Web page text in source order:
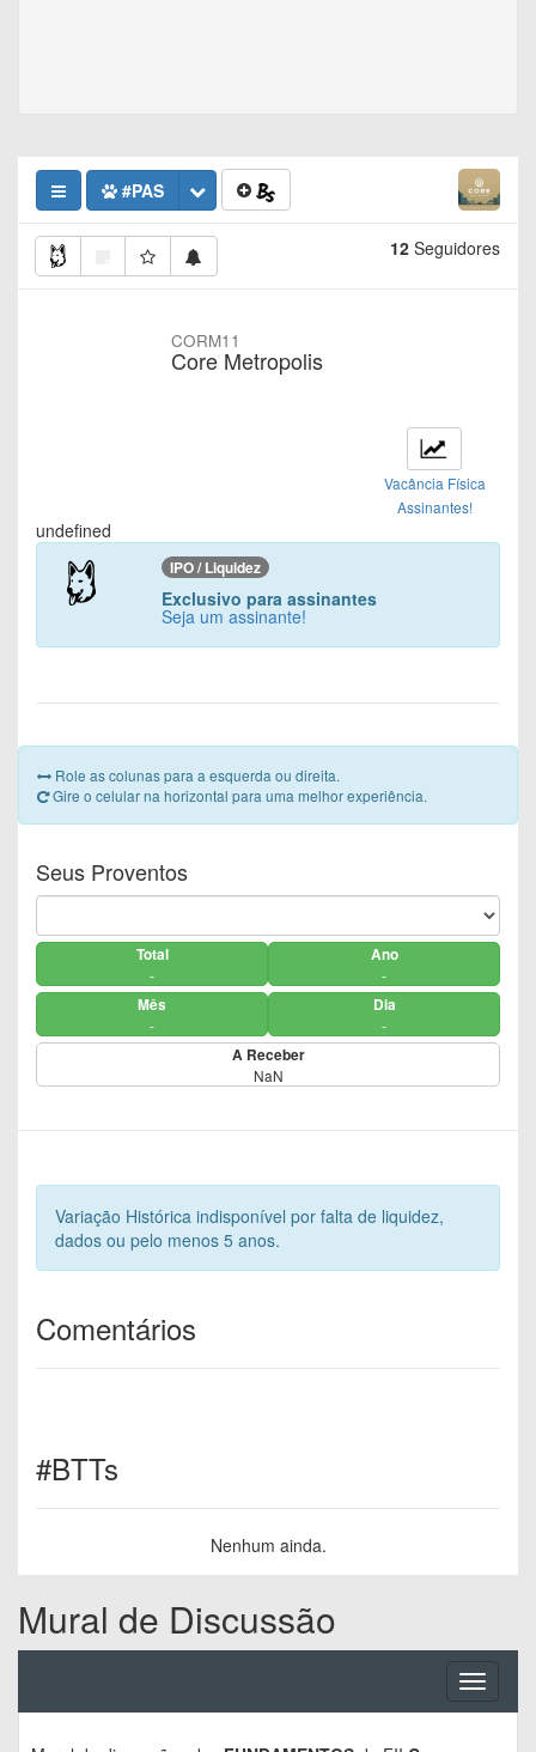
#PAS
12 Seguidores
CORM11
Core Metropolis
Vacância Física
Assinantes!
undefined
IPO / Liquidez
Exclusivo para assinantes
Seja um assinante!
Role as colunas para a esquerda ou direita.
Gire o celular na horizontal para uma melhor experiência.
Seus Proventos
Total
-
Ano
-
Mês
-
Dia
-
A Receber
NaN
Variação Histórica indisponível por falta de liquidez,
dados ou pelo menos 5 anos.
Comentários
#BTTs
Nenhum ainda.
Mural de Discussão
Toggle